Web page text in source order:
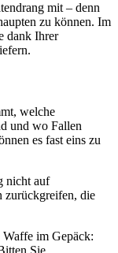
mit – denn
zu können. Im
dank Ihrer
welche
und wo Fallen
es fast eins zu
nicht auf
zurückgreifen, die
im Gepäck:
Sie